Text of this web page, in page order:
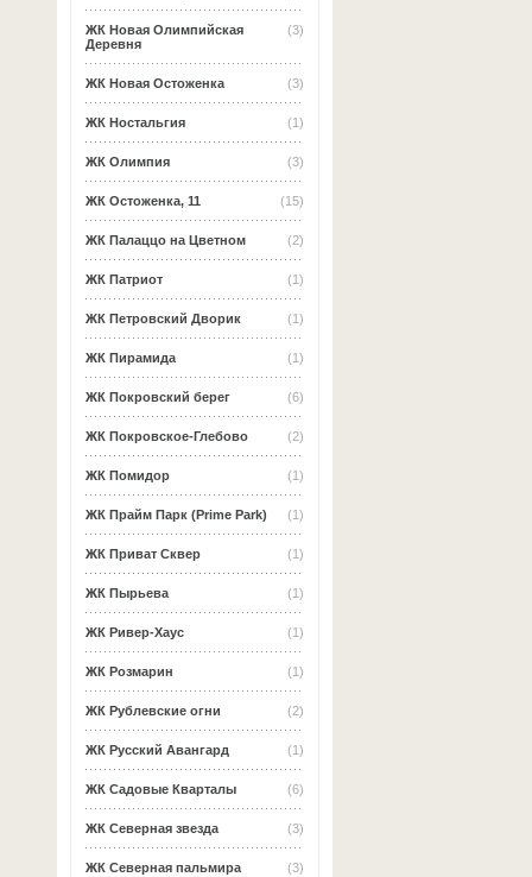
(3)
ЖК Новая Олимпийская
Деревня
(3)
ЖК Новая Остоженка
(1)
ЖК Ностальгия
(3)
ЖК Олимпия
(15)
ЖК Остоженка, 11
(2)
ЖК Палаццо на Цветном
(1)
ЖК Патриот
(1)
ЖК Петровский Дворик
(1)
ЖК Пирамида
(6)
ЖК Покровский берег
(2)
ЖК Покровское-Глебово
(1)
ЖК Помидор
(1)
ЖК Прайм Парк (Prime Park)
(1)
ЖК Приват Сквер
(1)
ЖК Пырьева
(1)
ЖК Ривер-Хаус
(1)
ЖК Розмарин
(2)
ЖК Рублевские огни
(1)
ЖК Русский Авангард
(6)
ЖК Садовые Кварталы
(3)
ЖК Северная звезда
(3)
ЖК Северная пальмира